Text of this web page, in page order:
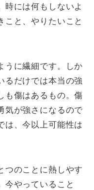
時には何もしないよ
こと、やりたいこと
うに繊細です。しか
るだけでは本当の強
も傷はあるもの。傷
気が強さになるので
は、今以上可能性は
つのことに熱しやす
今やっていること